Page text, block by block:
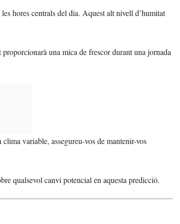
hores centrals del dia. Aquest alt nivell d’humitat
una mica de frescor durant una jornada
variable, assegureu-vos de mantenir-vos
qualsevol canvi potencial en aquesta predicció.